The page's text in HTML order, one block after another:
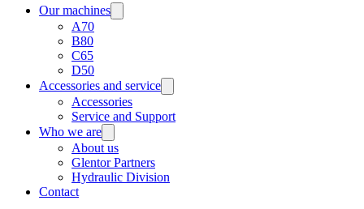
Our machines
A70
B80
C65
D50
Accessories and service
Accessories
Service and Support
Who we are
About us
Glentor Partners
Hydraulic Division
Contact